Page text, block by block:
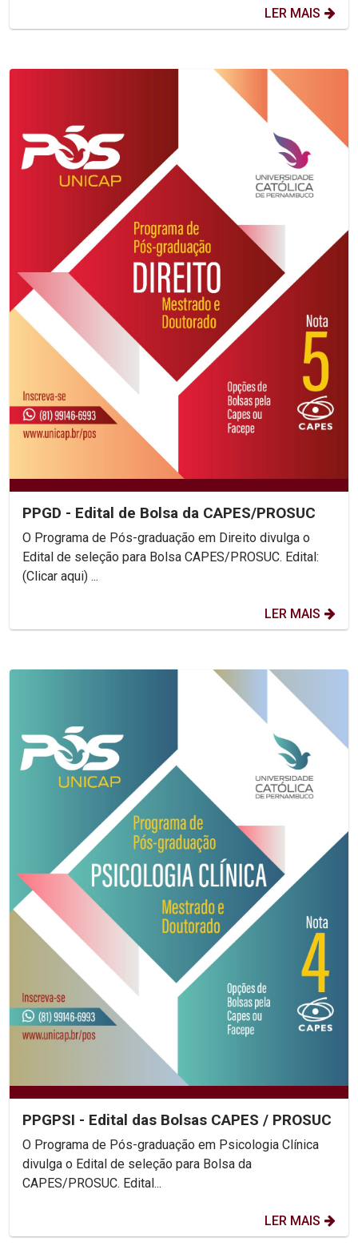
LER MAIS
PPGD - Edital de Bolsa da CAPES/PROSUC
O Programa de Pós-graduação em Direito divulga o
Edital de seleção para Bolsa CAPES/PROSUC. Edital:
(Clicar aqui) ...
LER MAIS
PPGPSI - Edital das Bolsas CAPES / PROSUC
O Programa de Pós-graduação em Psicologia Clínica
divulga o Edital de seleção para Bolsa da
CAPES/PROSUC. Edital...
LER MAIS